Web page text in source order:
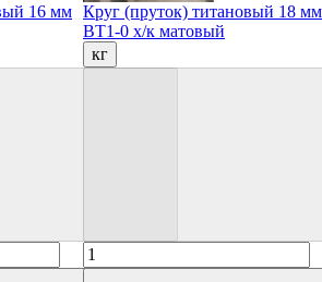
16 мм Круг (пруток) титановый 18 мм
ВТ1-0 х/к матовый
кг